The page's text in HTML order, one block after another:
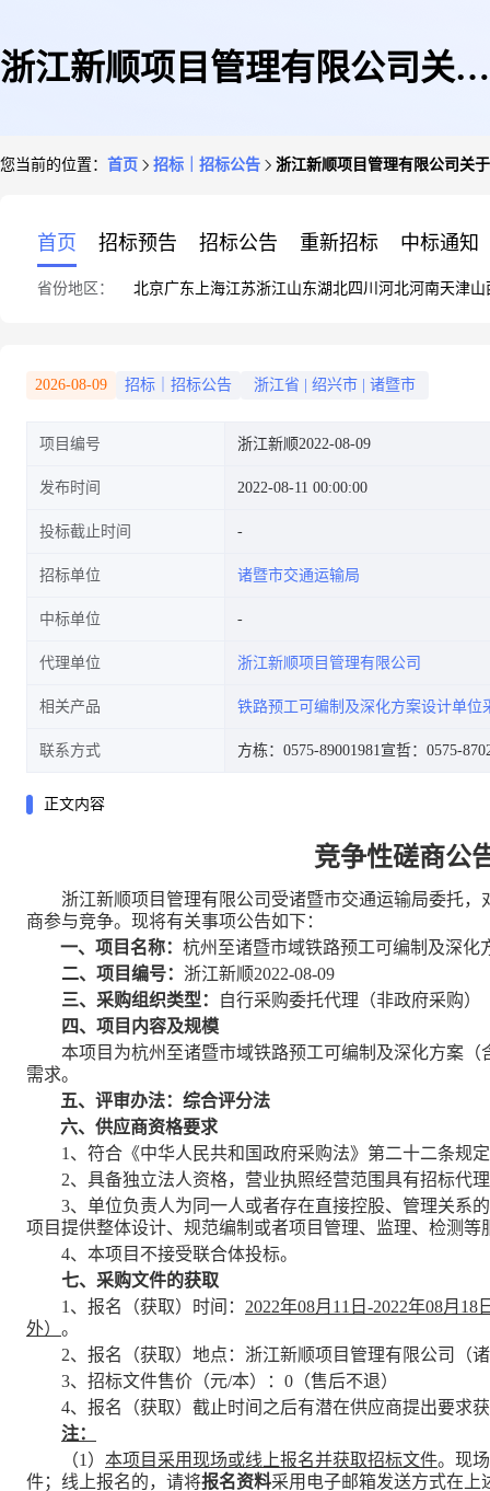
浙江新顺项目管理有限公司关于
位采购代理机构采购项目的竞争
性磋商公告
您当前的位置： 首页 招标｜招标公告 浙江新顺项目管理有限公司关
首页 招标预告 招标公告 重新招标 中标通知
省份地区： 北京广东 上海江苏浙江山东湖北四川 河北河南天津山
2026-08-09 招标｜招标公告 浙江省 绍兴市 诸暨市
项目编号 浙江新顺2022-08-09
发布时间 2022-08-11 00:00:00
投标截止时间
招标单位 诸暨市交通运输局
中标单位
代理单位 浙江新顺项目管理有限公司
相关产品 铁路预工可编制及深化方案设计单位
联系方式 方栋：0575-89001981宣哲：0575-
正文内容
竞争性磋商公
浙江新顺项目管理有限公司受诸暨市交通运输局委托
商参与竞争。现将有关事项公告如下：
一、项目名称： 杭州至诸暨市域铁路预工可编制及深化
二、项目编号： 浙江新顺2022-08-09
三、采购组织类型：
自行采购委托代理（非政府采购）
四、项目内容及规模
本项目为杭州至诸暨市域铁路预工可编制及深化方案（
需求。
五、评审办法：综合评分法
六、供应商资格要求
1、符合《中华人民共和国政府采购法》第二十二条规
2、 具备独立法人资格， 营业执照经营范围具有招标代
3、 单位负责人为同一人或者存在直接控股、管理关系
项目提供整体设计、规范编制或者项目管理、监理、检测
4、 本项目不接受联合体投标。
七、采购文件的获取
1、报名（获取）时间： 2022年08月11日-2022年08月18
外） 。
2、报名（获取） 地点：浙江新顺项目管理有限公司（
3、 招标文件售价（元/本）： 0（售后不退）
4、报名（获取）截止时间之后有潜在供应商提出要求
注：
（1） 本项目采用现场或线上报名并获取招标文件。现
件；线上报名的，请将报名资料采用电子邮箱发送方式在上